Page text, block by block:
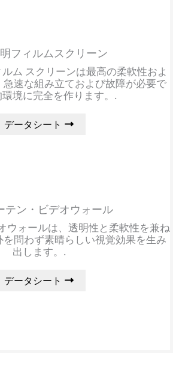
フィルムスクリーン
ム スクリーンは最高の柔軟性およ
速な組み立ておよび故障が必要で
境に完全を作ります。.
データシート
テン・ビデオウォール
ウォールは、透明性と柔軟性を兼ね
問わず素晴らしい視覚効果を生み
出します。.
データシート